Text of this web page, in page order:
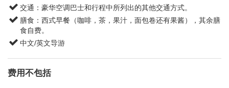
交通：豪华空调巴士和行程中所列出的其他交通方式。
膳食：西式早餐（咖啡，茶，果汁，面包卷还有果酱），其余膳
食自费。
中文/英文导游
费用不包括